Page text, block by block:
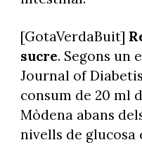
[GotaVerdaBuit]
sucre. Segons un
Journal of
consum de 20 ml
Mòdena abans
nivells de glucosa